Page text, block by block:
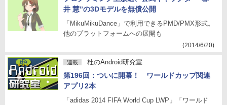
井 慧”の3Dモデルを無償公開
「MikuMikuDance」で利用できるPMD/PMX形式。
他のプラットフォームへの展開も
(2014/6/20)
連載 杜のAndroid研究室
第196回：ついに開幕！ ワールドカップ関連
アプリ2本
「adidas 2014 FIFA World Cup LWP」「ワールド